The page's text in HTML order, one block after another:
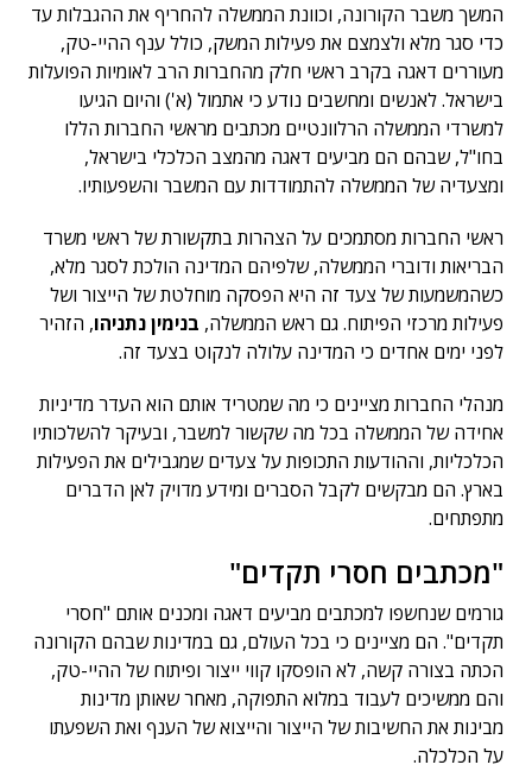
המשך משבר הקורונה, וכוונת הממשלה להחריף את ההגבלות עד
כדי סגר מלא ולצמצם את פעילות המשק, כולל ענף ההיי-טק,
מעוררים דאגה בקרב ראשי חלק מהחברות הרב לאומיות הפועלות
בישראל. לאנשים ומחשבים נודע כי אתמול (א') והיום הגיעו
למשרדי הממשלה הרלוונטיים מכתבים מראשי החברות הללו
בחו"ל, שבהם הם מביעים דאגה מהמצב הכלכלי בישראל,
ומצעדיה של הממשלה להתמודדות עם המשבר והשפעותיו.
ראשי החברות מסתמכים על הצהרות בתקשורת של ראשי משרד
הבריאות ודוברי הממשלה, שלפיהם המדינה הולכת לסגר מלא,
כשהמשמעות של צעד זה היא הפסקה מוחלטת של הייצור ושל
פעילות מרכזי הפיתוח. גם ראש הממשלה, בנימין נתניהו, הזהיר
לפני ימים אחדים כי המדינה עלולה לנקוט בצעד זה.
מנהלי החברות מציינים כי מה שמטריד אותם הוא העדר מדיניות
אחידה של הממשלה בכל מה שקשור למשבר, ובעיקר להשלכותיו
הכלכליות, וההודעות התכופות על צעדים שמגבילים את הפעילות
בארץ. הם מבקשים לקבל הסברים ומידע מדויק לאן הדברים
מתפתחים.
"מכתבים חסרי תקדים"
גורמים שנחשפו למכתבים מביעים דאגה ומכנים אותם "חסרי
תקדים". הם מציינים כי בכל העולם, גם במדינות שבהם הקורונה
הכתה בצורה קשה, לא הופסקו קווי ייצור ופיתוח של ההיי-טק,
והם ממשיכים לעבוד במלוא התפוקה, מאחר שאותן מדינות
מבינות את החשיבות של הייצור והייצוא של הענף ואת השפעתו
על הכלכלה.